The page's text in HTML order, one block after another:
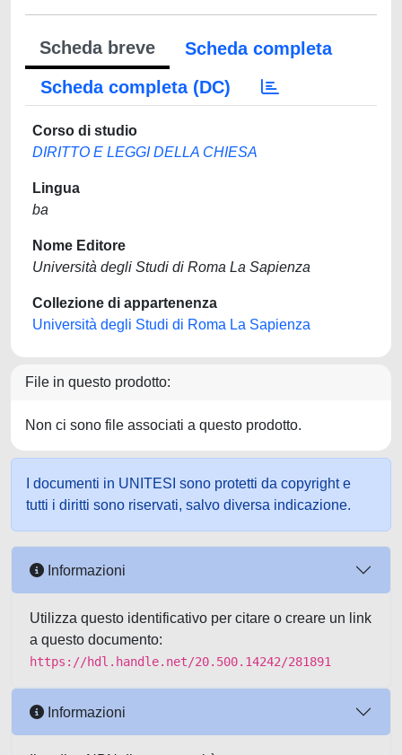
Scheda breve
Scheda completa
Scheda completa (DC)
Corso di studio
DIRITTO E LEGGI DELLA CHIESA
Lingua
ba
Nome Editore
Università degli Studi di Roma La Sapienza
Collezione di appartenenza
Università degli Studi di Roma La Sapienza
File in questo prodotto:
Non ci sono file associati a questo prodotto.
I documenti in UNITESI sono protetti da copyright e
tutti i diritti sono riservati, salvo diversa indicazione.
Informazioni
Utilizza questo identificativo per citare o creare un link
a questo documento:
https://hdl.handle.net/20.500.14242/281891
Informazioni